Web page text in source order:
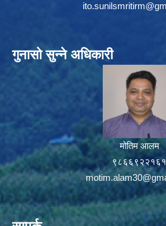
गुनासो सुन्ने अधिकारी
मोतिम आलम
९८६६९२२१६१